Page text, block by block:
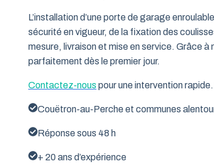
L’installation d’une porte de garage
sécurité en vigueur, de la fixation des
mesure, livraison et mise en service. Grâce
parfaitement dès le premier jour.
Contactez-nous pour une intervention
Couëtron-au-Perche et communes
Réponse sous 48 h
+ 20 ans d’expérience